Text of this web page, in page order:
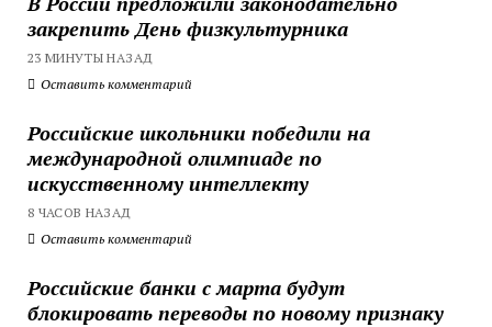
закрепить День физкультурника
23 МИНУТЫ НАЗАД
Оставить комментарий
Российские школьники победили на
международной олимпиаде по
искусственному интеллекту
8 ЧАСОВ НАЗАД
Оставить комментарий
Российские банки с марта будут
блокировать переводы по новому признаку